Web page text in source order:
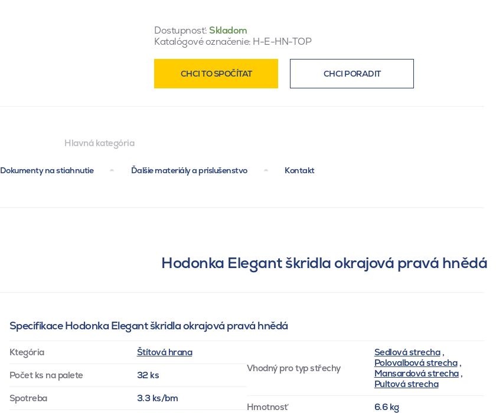
Dostupnosť: Skladom
Katalógové označenie: H-E-HN-TOP
CHCI TO SPOČÍTAT CHCI PORADIT
Hlavná kategória
Dokumenty na stiahnutie Ďalšie materiály a príslušenstvo Kontakt
Hodonka Elegant škridla okrajová pravá hnědá
Specifikace Hodonka Elegant škridla okrajová pravá hnědá
Ktegória Štítová hrana
Počet ks na palete 32 ks
Spotreba 3.3 ks/bm
Vhodný pro typ střechy
Sedlová strecha,
Polovalbová strecha,
Mansardová strecha,
Pultová strecha
Hmotnosť 6.6 kg